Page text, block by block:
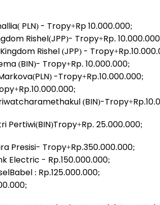
PLN) - Tropy+Rp 10.000.000;
Rishel(JPP)- Tropy+Rp.
Rishel (JPP) -
(BIN)- Tropy+Rp. 10.000.000;
-Tropy+Rp.10.000.000;
(BIN)-
Pertiwi(BIN)Tropy+Rp. 25.000.000;
Presisi- Tropy+Rp.350.000.000;
Electric - Rp.150.000.000;
: Rp.125.000.000;